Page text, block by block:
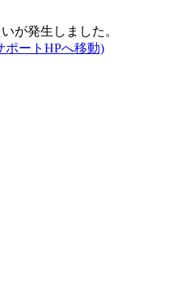
が発生しました。
ポートHPへ移動)